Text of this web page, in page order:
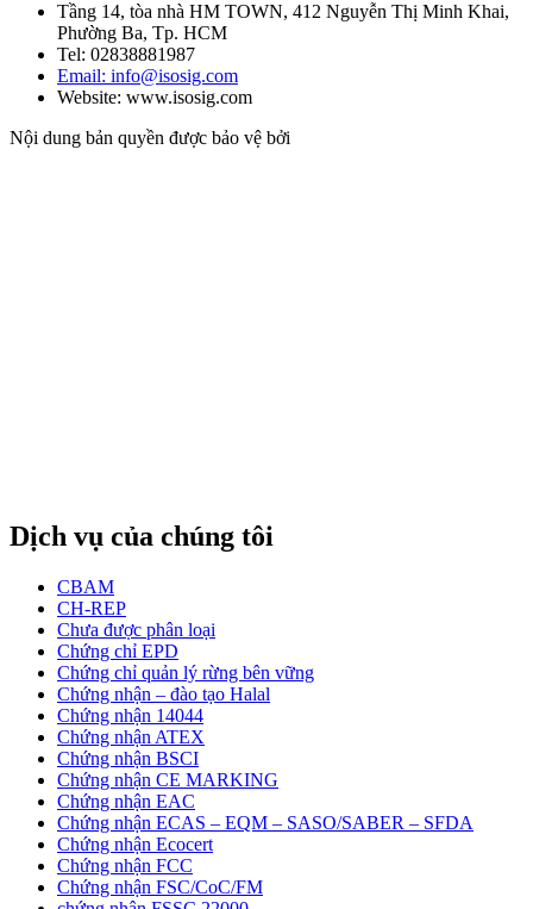
Tầng 14, tòa nhà HM TOWN, 412 Nguyễn Thị Minh Khai,
Phường Ba, Tp. HCM
Tel: 02838881987
Email: info@isosig.com
Website: www.isosig.com
Nội dung bản quyền được bảo vệ bởi
Dịch vụ của chúng tôi
CBAM
CH-REP
Chưa được phân loại
Chứng chỉ EPD
Chứng chỉ quản lý rừng bên vững
Chứng nhận – đào tạo Halal
Chứng nhận 14044
Chứng nhận ATEX
Chứng nhận BSCI
Chứng nhận CE MARKING
Chứng nhận EAC
Chứng nhận ECAS – EQM – SASO/SABER – SFDA
Chứng nhận Ecocert
Chứng nhận FCC
Chứng nhận FSC/CoC/FM